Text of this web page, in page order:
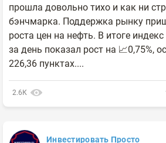
прошла довольно тихо и как ни
бэнчмарка. Поддержка рынку
роста цен на нефть. В итоге
за день показал рост на 📈0,75%,
226,36 пунктах....
2.6К
Инвестировать Просто